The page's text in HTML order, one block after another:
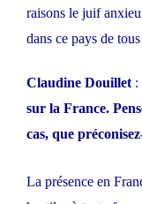
raisons le juif
dans ce pays de
Claudine Douillet :
sur la France.
cas, que
La présence en